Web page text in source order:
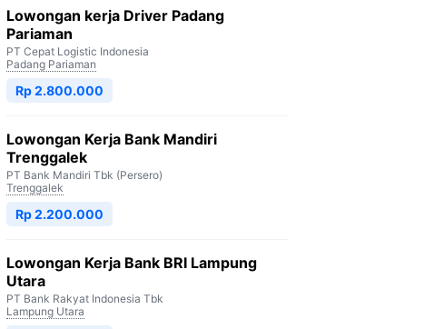
Lowongan kerja Driver Padang
Pariaman
PT Cepat Logistic Indonesia
Padang Pariaman
Rp 2.800.000
Lowongan Kerja Bank Mandiri
Trenggalek
PT Bank Mandiri Tbk (Persero)
Trenggalek
Rp 2.200.000
Lowongan Kerja Bank BRI Lampung
Utara
PT Bank Rakyat Indonesia Tbk
Lampung Utara